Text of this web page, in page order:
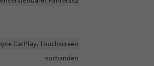
CarPlay, Touchscreen
vorhanden